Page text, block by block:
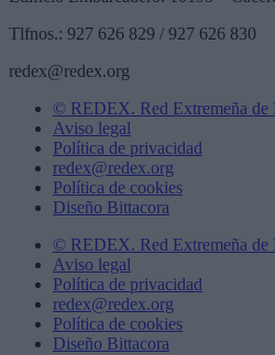
Tlfnos.: 927 626 829 / 927 626 830
redex@redex.org
© REDEX. Red Extremeña de
Aviso legal
Política de privacidad
redex@redex.org
Política de cookies
Diseño Bittacora
© REDEX. Red Extremeña de
Aviso legal
Política de privacidad
redex@redex.org
Política de cookies
Diseño Bittacora